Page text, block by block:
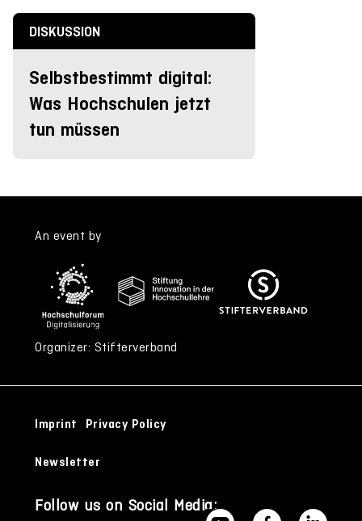
DISKUSSION
Selbstbestimmt digital:
Was Hochschulen jetzt
tun müssen
An event by
Organizer: Stifterverband
Imprint Privacy Policy
Newsletter
Follow us on Social Media: